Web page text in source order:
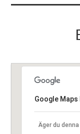
HIMLAMYSIGT
HIMLASNYGGT
VI MÖTER
Google
Äger du